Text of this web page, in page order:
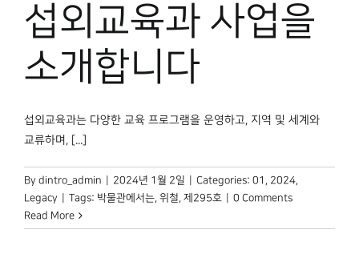
섭외교육과 사업을
소개합니다
섭외교육과는 다양한 교육 프로그램을 운영하고, 지역 및 세계와
교류하며, [...]
By dintro_admin 2024년 1월 2일 Categories: 01 , 2024,
Legacy
Tags: 박물관에서는, 위철, 제295호
0 Comments
Read More